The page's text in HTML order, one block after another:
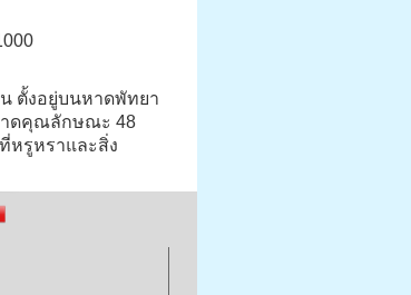
ตั้งอยู่บนหาดพัทยา
าดคุณลักษณะ 48
หรูหราและสิ่ง